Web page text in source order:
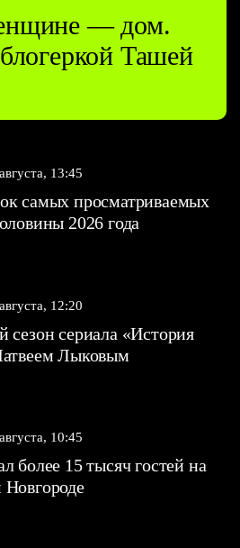
— дом.
Ташей
13:45
самых просматриваемых
2026 года
12:20
сезон сериала «История
Лыковым
10:45
более 15 тысяч гостей на